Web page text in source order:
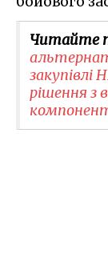
Читайте
закупівлі
рішення з